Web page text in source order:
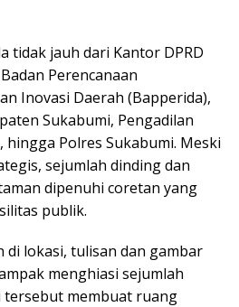
tidak jauh dari Kantor DPRD
Perencanaan
Inovasi Daerah (Bapperida),
Sukabumi, Pengadilan
Polres Sukabumi. Meski
sejumlah dinding dan
dipenuhi coretan yang
publik.
di lokasi, tulisan dan gambar
menghiasi sejumlah
tersebut membuat ruang